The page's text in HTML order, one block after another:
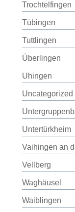
Trochtelfingen
Tübingen
Tuttlingen
Überlingen
Uhingen
Uncategorized
Untertürkheim
Vaihingen an
Vellberg
Waghäusel
Waiblingen